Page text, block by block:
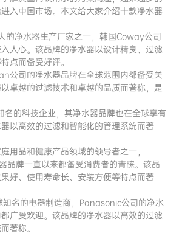
入中国市场。本文给大家介绍十款净水器
的净水器生产厂家之一，韩国Coway公司
人心。该品牌的净水器以设计精良、过滤
点而备受好评。
公司的净水器品牌在全球范围内都备受关
卓越的过滤技术和卓越的品质而著称，是
的科技企业，其净水器品牌也在全球享有
以高效的过滤和智能化的管理系统而著
用品和健康产品领域的领导者之一，
品牌一直以来都备受消费者的青睐。该品
好、使用寿命长、安装方便等特点而著
名的电器制造商，Panasonic公司的净水
广受欢迎。该品牌的净水器以高效的过滤
著称。